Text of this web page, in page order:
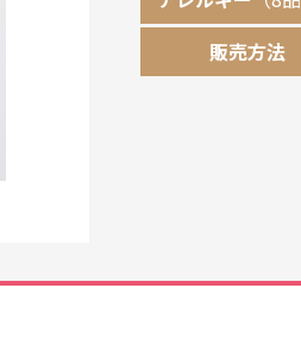
販売方法